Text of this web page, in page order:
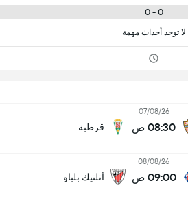
0 - 0
لا توجد أحداث مهمة
07/08/26
08:30 ص قرطبة
08/08/26
09:00 ص أتلتيك بلباو